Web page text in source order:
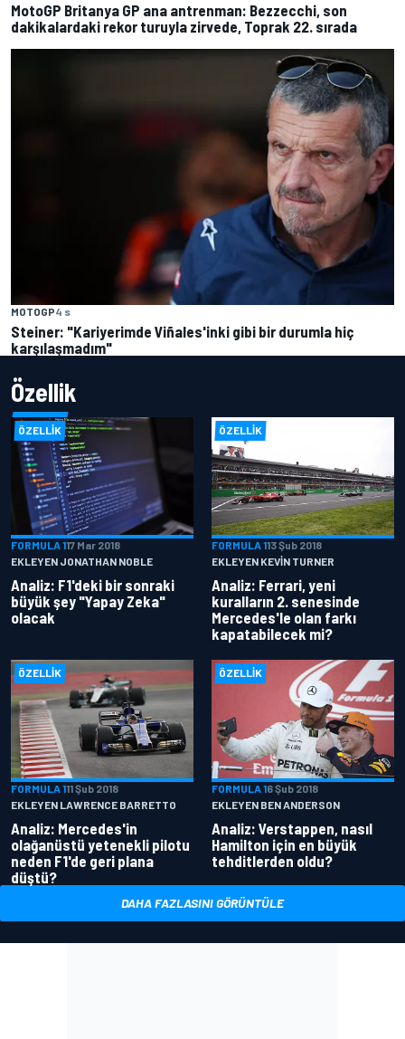
MotoGP Britanya GP ana antrenman: Bezzecchi, son
dakikalardaki rekor turuyla zirvede, Toprak 22. sırada
MOTOGP4 s
Steiner: "Kariyerimde Viñales'inki gibi bir durumla hiç
karşılaşmadım"
Özellik
ÖZELLIK
FORMULA 117 Mar 2018
EKLEYEN JONATHAN NOBLE
Analiz: F1'deki bir sonraki
büyük şey "Yapay Zeka"
olacak
ÖZELLIK
FORMULA 113 Şub 2018
EKLEYEN KEVIN TURNER
Analiz: Ferrari, yeni
kuralların 2. senesinde
Mercedes'le olan farkı
kapatabilecek mi?
ÖZELLIK
FORMULA 111 Şub 2018
EKLEYEN LAWRENCE BARRETTO
Analiz: Mercedes'in
olağanüstü yetenekli pilotu
neden F1'de geri plana
düştü?
ÖZELLIK
FORMULA 16 Şub 2018
EKLEYEN BEN ANDERSON
Analiz: Verstappen, nasıl
Hamilton için en büyük
tehditlerden oldu?
DAHA FAZLASINI GÖRÜNTÜLE